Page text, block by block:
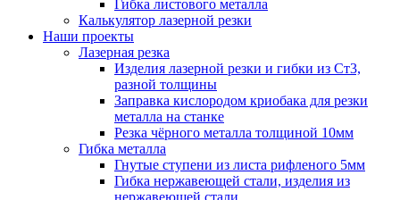
Гибка листового металла
Калькулятор лазерной резки
Наши проекты
Лазерная резка
Изделия лазерной резки и гибки из Ст3,
разной толщины
Заправка кислородом криобака для резки
металла на станке
Резка чёрного металла толщиной 10мм
Гибка металла
Гнутые ступени из листа рифленого 5мм
Гибка нержавеющей стали, изделия из
нержавеющей стали